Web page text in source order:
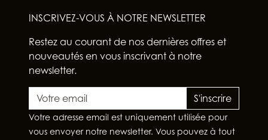
INSCRIVEZ-VOUS À NOTRE NEWSLETTER
Restez au courant de nos dernières offres et
nouveautés en vous inscrivant à notre
newsletter.
S'inscrire
Votre adresse email est uniquement utilisée pour
vous envoyer notre newsletter. Vous pouvez à tout